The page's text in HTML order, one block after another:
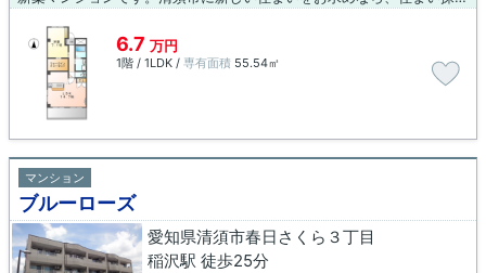
6.7 万円
1階 / 1LDK / 専有面積 55.54㎡
マンション
ブルーローズ
愛知県清須市春日さくら３丁目
稲沢駅 徒歩25分